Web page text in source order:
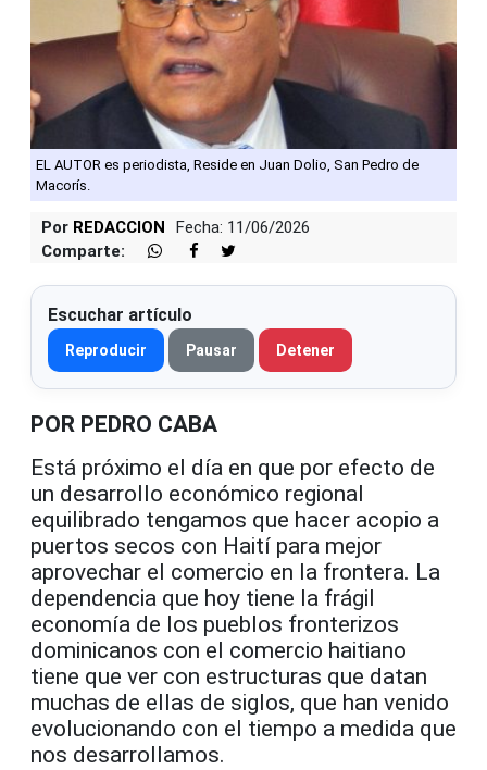
EL AUTOR es periodista, Reside en Juan Dolio, San Pedro de
Macorís.
Por REDACCION
Fecha: 11/06/2026
Comparte:
Escuchar artículo
Reproducir Pausar Detener
POR PEDRO CABA
Está próximo el día en que por efecto de
un desarrollo económico regional
equilibrado tengamos que hacer acopio a
puertos secos con Haití para mejor
aprovechar el comercio en la frontera. La
dependencia que hoy tiene la frágil
economía de los pueblos fronterizos
dominicanos con el comercio haitiano
tiene que ver con estructuras que datan
muchas de ellas de siglos, que han venido
evolucionando con el tiempo a medida que
nos desarrollamos.